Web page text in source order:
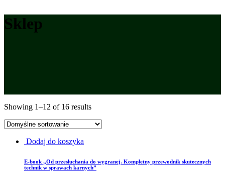
Sklep
Showing 1–12 of 16 results
Dodaj do koszyka
E-book „Od przesłuchania do wygranej. Kompletny przewodnik skutecznych
technik w sprawach karnych”